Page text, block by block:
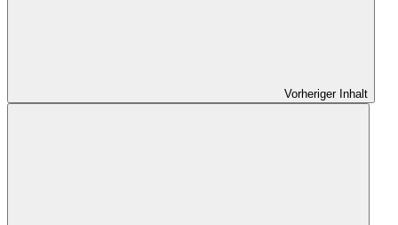
Vorheriger Inhalt